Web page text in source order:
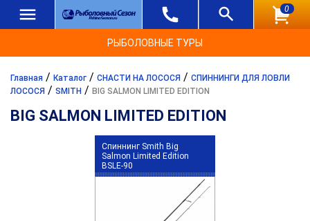
0
РЫБОЛОВНЫЕ ТУРЫ
Главная / Каталог / СНАСТИ НА ЛОСОСЯ / СПИННИНГИ ДЛЯ ЛОВЛИ
ЛОСОСЯ / SMITH / BIG SALMON LIMITED EDITION
BIG SALMON LIMITED EDITION
Спиннинг Smith Big
Salmon Limited Edition
BSLE-90